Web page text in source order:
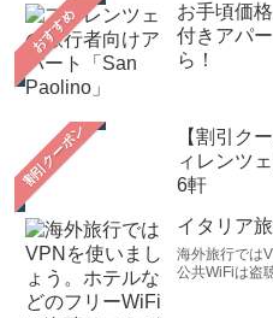
おすすめ
お手頃価
付きアパ
ら！
【割引ク
ィレンツ
6軒
イタリア
海外旅行では
公共WiFiは盗